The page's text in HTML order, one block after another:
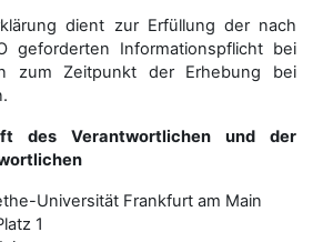
dient zur Erfüllung der nach
geforderten Informationspflicht bei
zum Zeitpunkt der Erhebung bei
des Verantwortlichen und der
Universität Frankfurt am Main
1